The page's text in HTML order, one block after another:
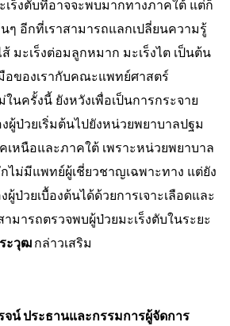
เร็งตับที่อาจจะพบมากทางภาคใต้ แต่ก็
ๆ อีกที่เราสามารถแลกเปลี่ยนความรู้
มะเร็งต่อมลูกหมาก มะเร็งไต เป็นต้น
ของเรากับคณะแพทย์ศาสตร์
นครั้งนี้ ยังหวังเพื่อเป็นการกระจาย
ผู้ป่วยเริ่มต้นไปยังหน่วยพยาบาลปฐม
หนือและภาคใต้ เพราะหน่วยพยาบาล
ม่มีแพทย์ผู้เชี่ยวชาญเฉพาะทาง แต่ยัง
ป่วยเบื้องต้นได้ด้วยการเจาะเลือดและ
มารถตรวจพบผู้ป่วยมะเร็งตับในระยะ
ะวุฒ กล่าวเสริม
จน์ ประธานและกรรมการผู้จัดการ